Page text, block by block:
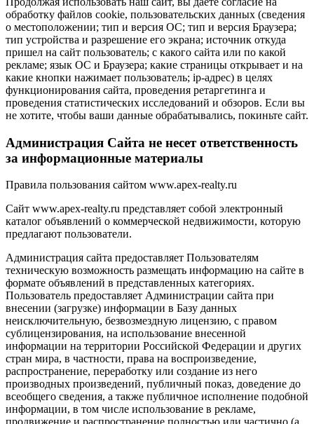
обработку файлов cookie, пользовательских данных (сведения
о местоположении; тип и версия ОС; тип и версия Браузера;
тип устройства и разрешение его экрана; источник откуда
пришел на сайт пользователь; с какого сайта или по какой
рекламе; язык ОС и Браузера; какие страницы открывает и на
какие кнопки нажимает пользователь; ip-адрес) в целях
функционирования сайта, проведения ретаргетинга и
проведения статистических исследований и обзоров. Если вы
не хотите, чтобы ваши данные обрабатывались, покиньте сайт.
Администрация Сайта не несет ответственность
за информационные материалы
Правила пользования сайтом www.apex-realty.ru
Сайт www.apex-realty.ru представляет собой электронный
каталог объявлений о коммерческой недвижимости, которую
предлагают пользователи.
Администрация сайта предоставляет Пользователям
техническую возможность размещать информацию на сайте в
формате объявлений в представленных категориях.
Пользователь предоставляет Администрации сайта при
внесении (загрузке) информации в Базу данных
неисключительную, безвозмездную лицензию, с правом
сублицензирования, на использование внесенной
информации на территории Российской Федерации и других
стран мира, в частности, права на воспроизведение,
распространение, переработку или создание из него
производных произведений, публичный показ, доведение до
всеобщего сведения, а также публичное исполнение подобной
информации, в том числе использование в рекламе,